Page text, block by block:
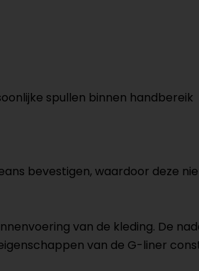
spullen binnen handbereik
bevestigen, waardoor deze
van de kleding. De
van de G-liner